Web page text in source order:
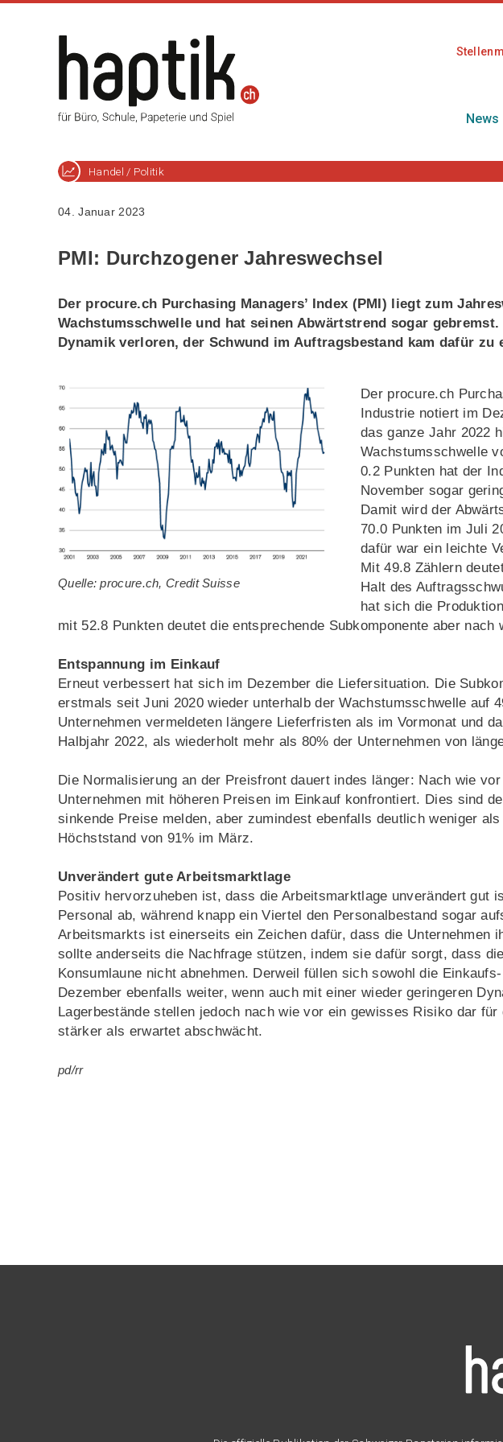
News
Handel / Politik
04. Januar 2023
PMI: Durchzogener Jahreswechsel
Der procure.ch Purchasing Managers’ Index (PMI) liegt zum
Wachstumsschwelle und hat seinen Abwärtstrend sogar
Dynamik verloren, der Schwund im Auftragsbestand kam dafür zu
Quelle: procure.ch, Credit Suisse
Der procure.ch
Industrie notiert im
das ganze Jahr 2022
Wachstumsschwelle
0.2 Punkten hat der
November sogar
Damit wird der
70.0 Punkten im Juli
dafür war ein leichte
Mit 49.8 Zählern
Halt des
hat sich die
mit 52.8 Punkten deutet die entsprechende Subkomponente aber nach
Entspannung im Einkauf
Erneut verbessert hat sich im Dezember die Liefersituation. Die
erstmals seit Juni 2020 wieder unterhalb der Wachstumsschwelle auf
Unternehmen vermeldeten längere Lieferfristen als im Vormonat und
Halbjahr 2022, als wiederholt mehr als 80% der Unternehmen von
Die Normalisierung an der Preisfront dauert indes länger: Nach wie
Unternehmen mit höheren Preisen im Einkauf konfrontiert. Dies sind
sinkende Preise melden, aber zumindest ebenfalls deutlich weniger
Höchststand von 91% im März.
Unverändert gute Arbeitsmarktlage
Positiv hervorzuheben ist, dass die Arbeitsmarktlage unverändert gut
Personal ab, während knapp ein Viertel den Personalbestand sogar
Arbeitsmarkts ist einerseits ein Zeichen dafür, dass die Unternehmen
sollte anderseits die Nachfrage stützen, indem sie dafür sorgt, dass
Konsumlaune nicht abnehmen. Derweil füllen sich sowohl die
Dezember ebenfalls weiter, wenn auch mit einer wieder geringeren
Lagerbestände stellen jedoch nach wie vor ein gewisses Risiko dar
stärker als erwartet abschwächt.
pd/rr